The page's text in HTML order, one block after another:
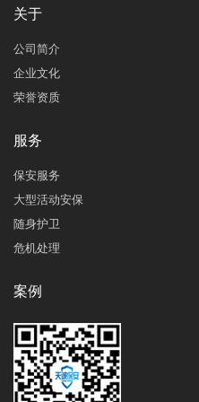
关于
公司简介
企业文化
荣誉资质
服务
保安服务
大型活动安保
随身护卫
危机处理
案例